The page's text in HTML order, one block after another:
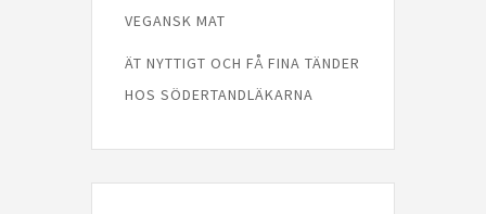
VEGANSK MAT
ÄT NYTTIGT OCH FÅ FINA TÄNDER
HOS SÖDERTANDLÄKARNA